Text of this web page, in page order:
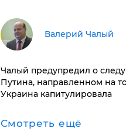
Валерий Чалый
Чалый предупредил о
Путина, направленном на
Украина капитулировала
Смотреть ещё